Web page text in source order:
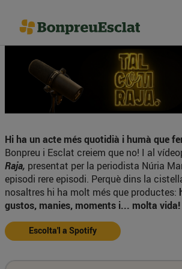
Hi ha un acte més quotidià i humà que
Bonpreu i Esclat creiem que no! I al
Raja, presentat per la periodista Núria
episodi rere episodi. Perquè dins la
nosaltres hi ha molt més que productes:
gustos, manies, moments i... molta vida!
Escolta'l a Spotify